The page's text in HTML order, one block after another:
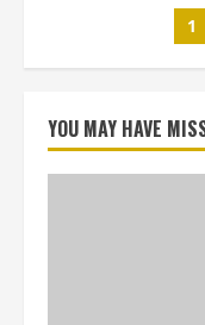
கோவை,
1
YOU MAY HAVE